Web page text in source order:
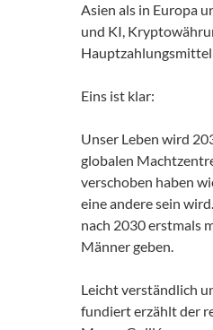
Asien als in Europa
und KI,
Eins ist klar:
Unser Leben wird
globalen
verschoben haben
eine andere sein
nach 2030 erstmals
Männer geben.
Leicht verständlich
fundiert erzählt der